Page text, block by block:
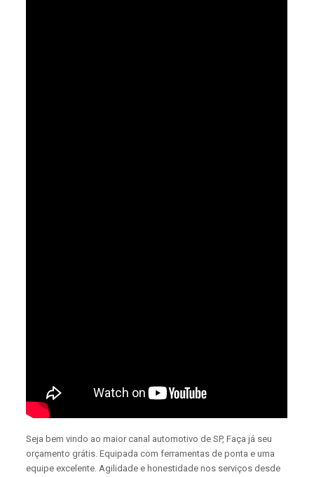
Seja bem vindo ao maior canal automotivo de SP, Faça já seu
orçamento grátis. Equipada com ferramentas de ponta e uma
equipe excelente. Agilidade e honestidade nos serviços desde